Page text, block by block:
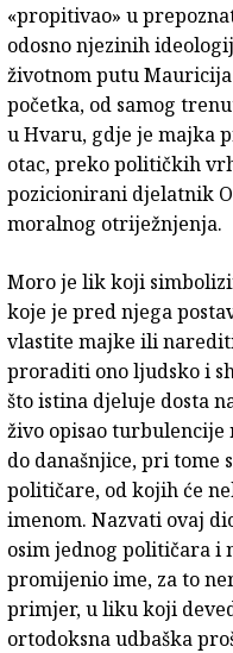
«propitivao» u
odosno njezinih
životnom putu
početka, od samog
u Hvaru, gdje je majka
otac, preko političkih
pozicionirani djelatnik
moralnog otriježnjenja.
Moro je lik koji
koje je pred njega
vlastite majke ili
proraditi ono ljudsko i
što istina djeluje dosta
živo opisao turbulencije
do današnjice, pri tome
političare, od kojih će
imenom. Nazvati ovaj
osim jednog političara i
promijenio ime, za to
primjer, u liku koji
ortodoksna udbaška